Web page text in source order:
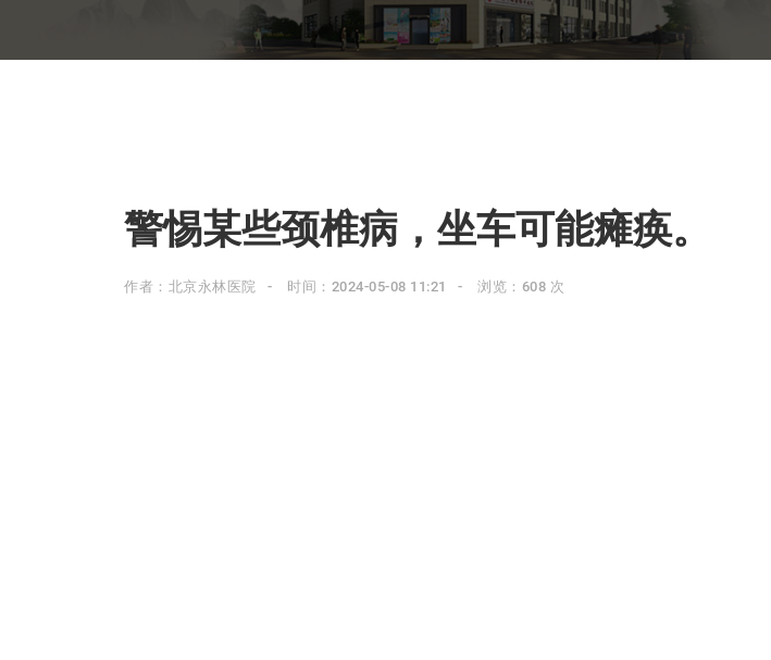
警惕某些颈椎病，坐车可能瘫痪。
作者：北京永林医院 时间：2024-05-08 11:21 浏览：608 次